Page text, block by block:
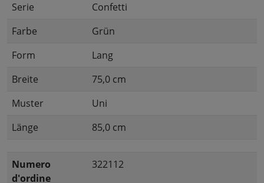
Serie
Confetti
Farbe
Grün
Form
Lang
Breite
75,0 cm
Muster
Uni
Länge
85,0 cm
Numero
d'ordine
322112